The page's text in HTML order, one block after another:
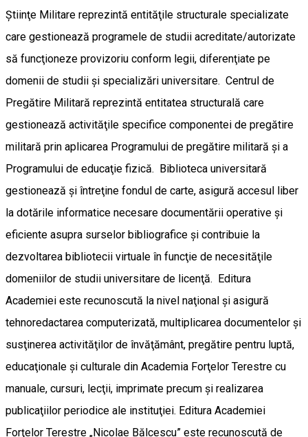
Ştiinţe Militare reprezintă entităţile structurale specializate
care gestionează programele de studii acreditate/autorizate
să funcţioneze provizoriu conform legii, diferenţiate pe
domenii de studii şi specializări universitare. Centrul de
Pregătire Militară reprezintă entitatea structurală care
gestionează activităţile specifice componentei de pregătire
militară prin aplicarea Programului de pregătire militară şi a
Programului de educaţie fizică. Biblioteca universitară
gestionează şi întreţine fondul de carte, asigură accesul liber
la dotările informatice necesare documentării operative şi
eficiente asupra surselor bibliografice şi contribuie la
dezvoltarea bibliotecii virtuale în funcţie de necesităţile
domeniilor de studii universitare de licenţă. Editura
Academiei este recunoscută la nivel naţional şi asigură
tehnoredactarea computerizată, multiplicarea documentelor şi
susţinerea activităţilor de învăţământ, pregătire pentru luptă,
educaţionale şi culturale din Academia Forţelor Terestre cu
manuale, cursuri, lecţii, imprimate precum şi realizarea
publicaţiilor periodice ale instituţiei. Editura Academiei
Forţelor Terestre „Nicolae Bălcescu” este recunoscută de